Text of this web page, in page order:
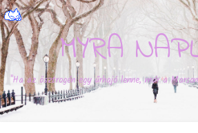
MYRA
"Ha az ösztrogén egy űrhajó lenne, már a